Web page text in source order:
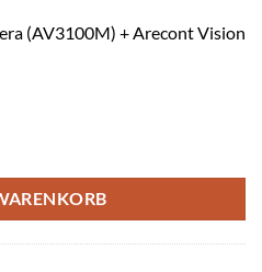
(AV3100M) + Arecont Vision